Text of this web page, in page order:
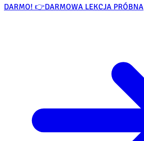
DARMO! 👉DARMOWA LEKCJA PRÓBNA